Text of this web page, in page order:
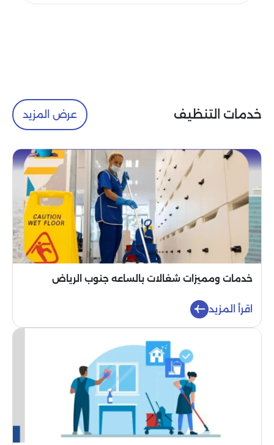
خدمات التنظيف عرض المزيد
خدمات ومميزات شغالات بالساعه جنوب الرياض
اقرأ المزيد